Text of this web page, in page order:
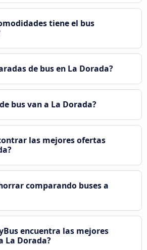
tiene el bus
de bus en La Dorada?
bus van a La Dorada?
las mejores ofertas
comparando buses a
encuentra las mejores
La Dorada?